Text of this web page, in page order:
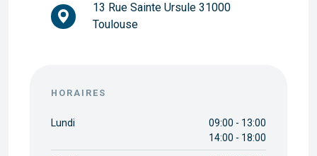
13 Rue Sainte Ursule 31000
Toulouse
HORAIRES
Lundi
09:00 - 13:00
14:00 - 18:00